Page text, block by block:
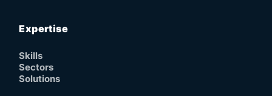
Expertise
Skills
Sectors
Solutions